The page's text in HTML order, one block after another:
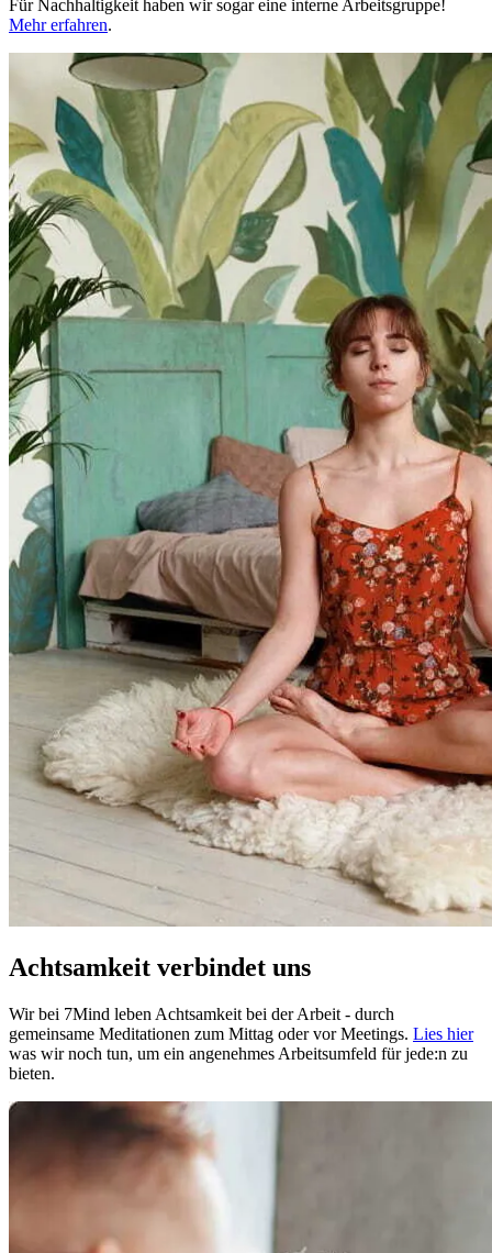
Für Nachhaltigkeit haben wir sogar eine interne Arbeitsgruppe!
Mehr erfahren.
Achtsamkeit verbindet uns
Wir bei 7Mind leben Achtsamkeit bei der Arbeit - durch
gemeinsame Meditationen zum Mittag oder vor Meetings. Lies hier
was wir noch tun, um ein angenehmes Arbeitsumfeld für jede:n zu
bieten.